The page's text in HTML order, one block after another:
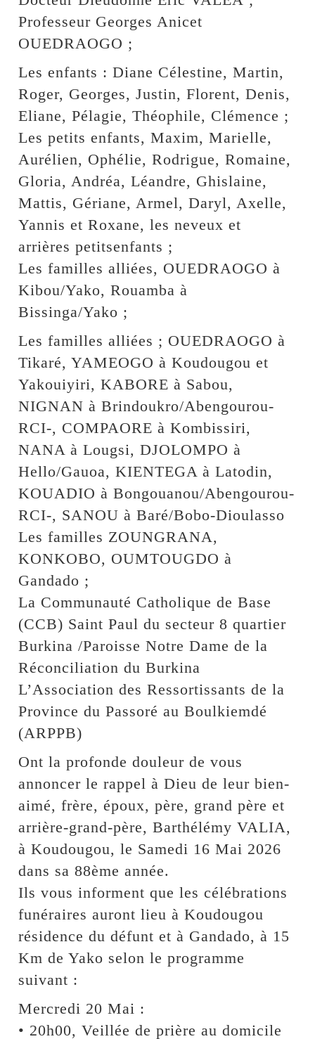
Professeur Georges Anicet
OUEDRAOGO ;
Les enfants : Diane Célestine, Martin,
Roger, Georges, Justin, Florent, Denis,
Eliane, Pélagie, Théophile, Clémence ;
Les petits enfants, Maxim, Marielle,
Aurélien, Ophélie, Rodrigue, Romaine,
Gloria, Andréa, Léandre, Ghislaine,
Mattis, Gériane, Armel, Daryl, Axelle,
Yannis et Roxane, les neveux et
arrières petitsenfants ;
Les familles alliées, OUEDRAOGO à
Kibou/Yako, Rouamba à
Bissinga/Yako ;
Les familles alliées ; OUEDRAOGO à
Tikaré, YAMEOGO à Koudougou et
Yakouiyiri, KABORE à Sabou,
NIGNAN à Brindoukro/Abengourou-
RCI-, COMPAORE à Kombissiri,
NANA à Lougsi, DJOLOMPO à
Hello/Gauoa, KIENTEGA à Latodin,
KOUADIO à Bongouanou/Abengourou-
RCI-, SANOU à Baré/Bobo-Dioulasso
Les familles ZOUNGRANA,
KONKOBO, OUMTOUGDO à
Gandado ;
La Communauté Catholique de Base
(CCB) Saint Paul du secteur 8 quartier
Burkina /Paroisse Notre Dame de la
Réconciliation du Burkina
L’Association des Ressortissants de la
Province du Passoré au Boulkiemdé
(ARPPB)
Ont la profonde douleur de vous
annoncer le rappel à Dieu de leur bien-
aimé, frère, époux, père, grand père et
arrière-grand-père, Barthélémy VALIA,
à Koudougou, le Samedi 16 Mai 2026
dans sa 88ème année.
Ils vous informent que les célébrations
funéraires auront lieu à Koudougou
résidence du défunt et à Gandado, à 15
Km de Yako selon le programme
suivant :
Mercredi 20 Mai :
• 20h00, Veillée de prière au domicile